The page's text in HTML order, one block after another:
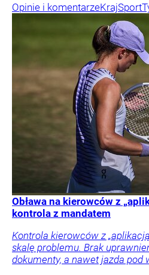
Opinie i komentarzeKrajSport
Obława na kierowców z
kontrola z mandatem
Kontrola kierowców z
skalę problemu. Brak
dokumenty, a nawet jazda pod